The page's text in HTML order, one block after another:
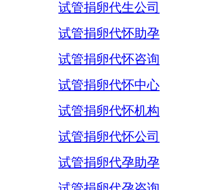
试管捐卵代生公司
试管捐卵代怀助孕
试管捐卵代怀咨询
试管捐卵代怀中心
试管捐卵代怀机构
试管捐卵代怀公司
试管捐卵代孕助孕